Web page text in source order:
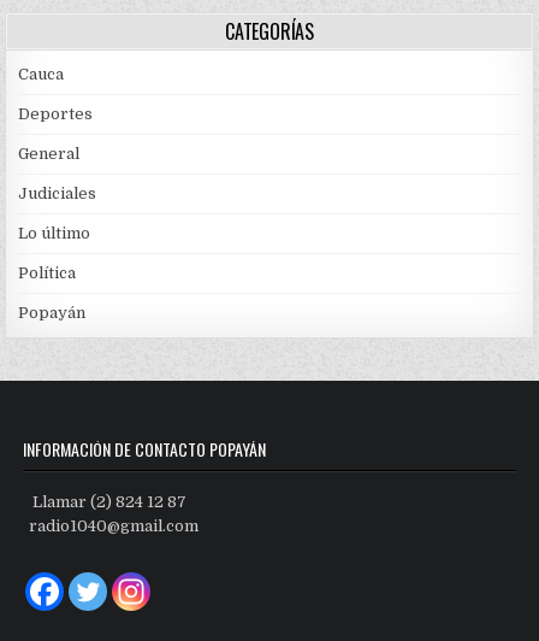
CATEGORÍAS
Cauca
Deportes
General
Judiciales
Lo último
Política
Popayán
INFORMACIÓN DE CONTACTO POPAYÁN
Llamar (2) 824 12 87
radio1040@gmail.com